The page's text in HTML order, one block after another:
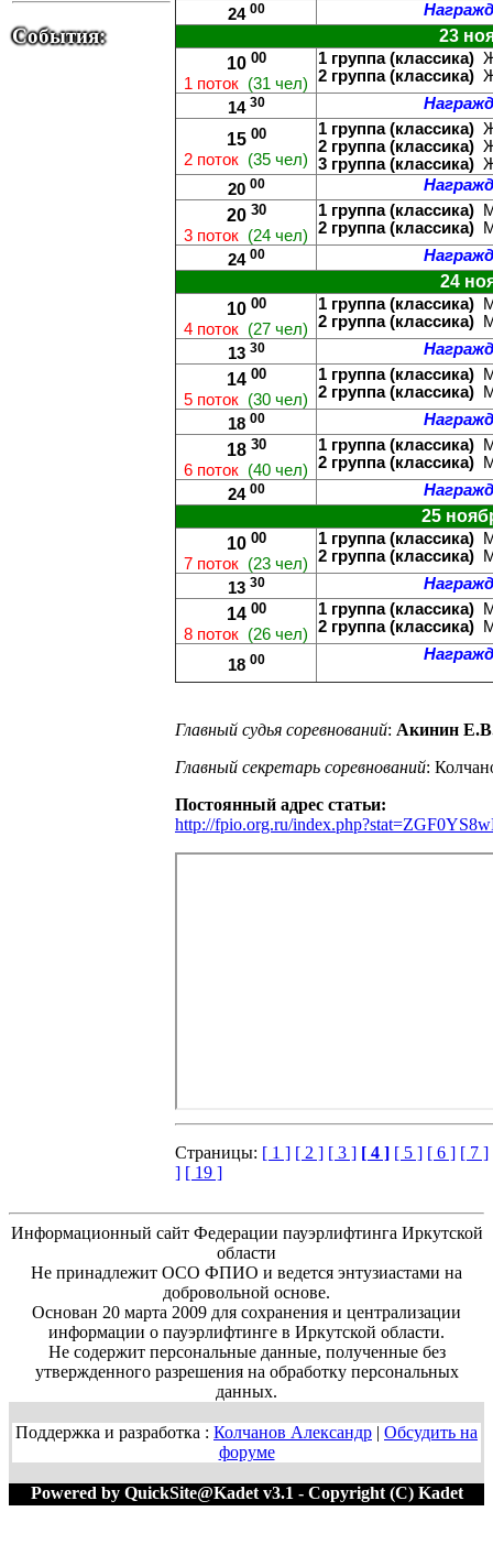
События:
24 00
23
10 00
1 поток (31 чел)
1 группа (классика)
2 группа (классика)
14 30
15 00
2 поток (35 чел)
1 группа (классика)
2 группа (классика)
3 группа (классика)
20 00
20 30
3 поток (24 чел)
1 группа (классика)
2 группа (классика)
24 00
24
10 00
4 поток (27 чел)
1 группа (классика)
2 группа (классика)
13 30
14 00
5 поток (30 чел)
1 группа (классика)
2 группа (классика)
18 00
18 30
6 поток (40 чел)
1 группа (классика)
2 группа (классика)
24 00
25
10 00
7 поток (23 чел)
1 группа (классика)
2 группа (классика)
13 30
14 00
8 поток (26 чел)
1 группа (классика)
2 группа (классика)
18 00
Главный судья соревнований: Акинин
Главный секретарь соревнований:
Постоянный адрес статьи:
http://fpio.org.ru/
Страницы: [ 1 ] [ 2 ] [ 3 ] [ 4 ] [ 5 ] [ 6 ] [ 7 ]
] [ 19 ]
Информационный сайт Федерации пауэрлифтинга Иркутской
области
Не принадлежит ОСО ФПИО и ведется энтузиастами на
добровольной основе.
Основан 20 марта 2009 для сохранения и централизации
информации о пауэрлифтинге в Иркутской области.
Не содержит персональные данные, полученные без
утвержденного разрешения на обработку персональных
данных.
Поддержка и разработка : Колчанов Александр | Обсудить на
форуме
Powered by QuickSite@Kadet v3.1 - Copyright (C) Kadet